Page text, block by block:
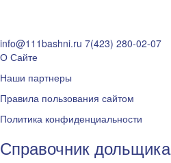
info@111bashni.ru 7(423) 280-02-07
О Сайте
Наши партнеры
Правила пользования сайтом
Политика конфиденциальности
Справочник дольщика